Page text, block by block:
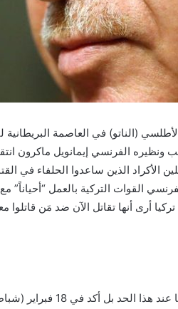
ترمب ونظيره الفرنسي إيمانويل
الأكراد الذين ساعدوا الحلفاء في
القوات التركية بالعمل “أحياناً”
أرى أنها تقاتل الآن ضد مَن قاتلوا